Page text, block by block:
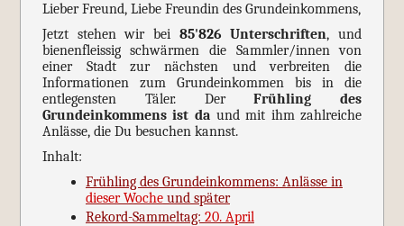
Lieber Freund, Liebe Freundin des Grundeinkommens,
Jetzt stehen wir bei 85'826 Unterschriften, und
bienenfleissig schwärmen die Sammler/innen von
einer Stadt zur nächsten und verbreiten die
Informationen zum Grundeinkommen bis in die
entlegensten Täler. DerFrühling des
Grundeinkommens ist da und mit ihm zahlreiche
Anlässe, die Du besuchen kannst.
Inhalt:
Frühling des Grundeinkommens: Anlässe in
dieser Wocheund später
Rekord-Sammeltag: 20. April